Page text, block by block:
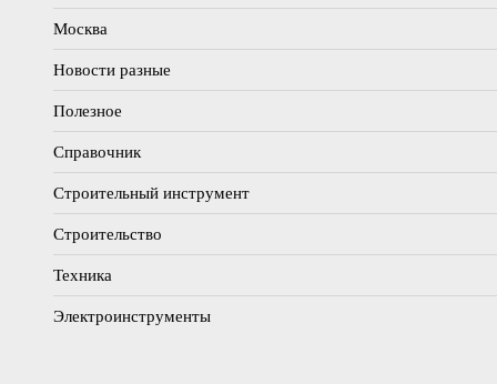
Москва
Новости разные
Полезное
Справочник
Строительный инструмент
Строительство
Техника
Электроинструменты